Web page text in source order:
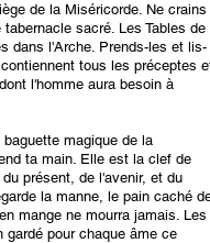
de la Miséricorde. Ne crains
sacré. Les Tables de
dans l'Arche. Prends-les et lis-
tous les préceptes et
l'homme aura besoin à
magique de la
ta main. Elle est la clef de
présent, de l'avenir, et du
la manne, le pain caché de
mange ne mourra jamais. Les
gardé pour chaque âme ce